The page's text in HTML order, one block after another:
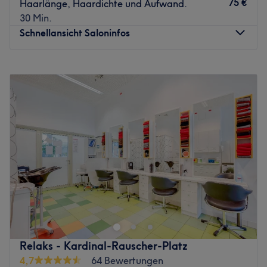
sind die Spezialgebiete des zuvorkommenden Teams.
Eine Beratung ist auf Deutsch, Englisch, Arabisch sowie
Atmosphäre: Modern, sauber, gemütlich.
Expertise: Haarschnitte & Colorationen, Haarpflege,
Produkte und Produktmarken: Hochwertige Produkte.
Extras: Kostenlose Getränke, kostenloses W-LAN,
klimatisiert.
Zurück zur Salonansicht
Haarlänge, Haardichte und Aufwand.
30 Min.
75 €
Schnellansicht Saloninfos
Dienstag
09:00
18:00
09:00
Samstag
09:00
Sonntag
Geschlossen
Bist du gelangweilt von deinen Haaren und brauchst eine
Veränderung? Dann ist der Venus88 Friseurkunst in Wien,
15. Bezirk, genau der Richtige. Nach einer individuellen
Beratung wird für dich ein neuer Schnitt oder die
passende Farbe gefunden. Egal, ob moderner oder
klassischer Haarschnitt, Farbakzente, Locken,
Relaks - Kardinal-Rauscher-Platz
4,7
64 Bewertungen